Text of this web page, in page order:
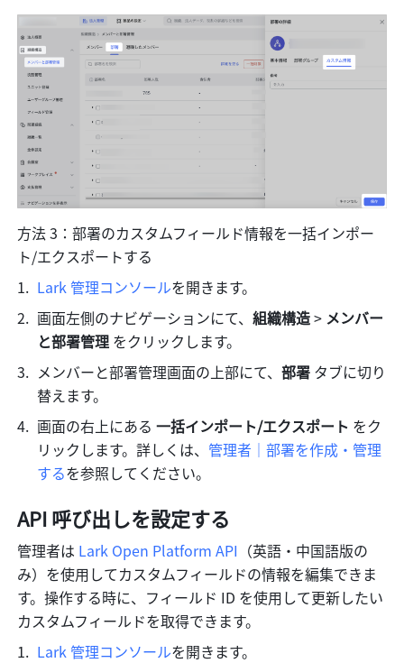
方法 3：部署のカスタムフィールド情報を一括インポー
ト/エクスポートする
Lark 管理コンソールを開きます。
画面左側のナビゲーションにて、組織構造 > メンバー
と部署管理 をクリックします。
メンバーと部署管理画面の上部にて、部署 タブに切り
替えます。
画面の右上にある 一括インポート/エクスポート をク
リックします。詳しくは、 管理者｜部署を作成・管理
するを参照してください。
API 呼び出しを設定する
管理者は Lark Open Platform API （英語・中国語版の
み）を使用してカスタムフィールドの情報を編集できま
す。操作する時に、フィールド ID を使用して更新したい
カスタムフィールドを取得できます。
Lark 管理コンソールを開きます。